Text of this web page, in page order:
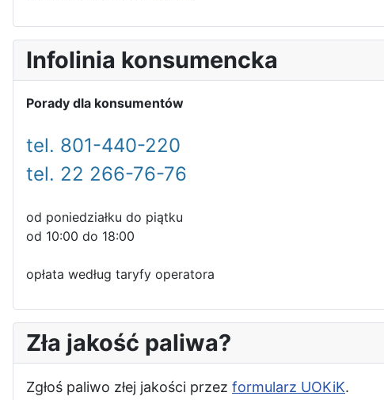
Infolinia konsumencka
Porady dla konsumentów
tel. 801-440-220
tel. 22 266-76-76
od poniedziałku do piątku
od 10:00 do 18:00
opłata według taryfy operatora
Zła jakość paliwa?
Zgłoś paliwo złej jakości przez formularz UOKiK.